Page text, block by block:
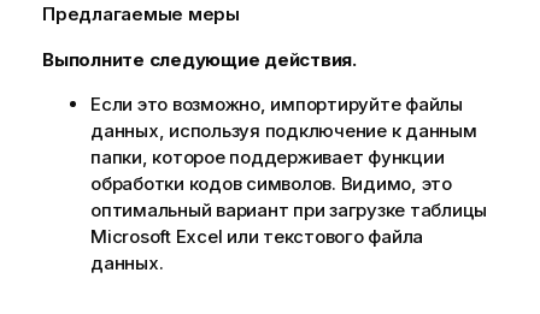
Предлагаемые меры
Выполните следующие действия.
Если это возможно, импортируйте файлы
данных, используя подключение к данным
папки, которое поддерживает функции
обработки кодов символов. Видимо, это
оптимальный вариант при загрузке таблицы
Microsoft Excel или текстового файла
данных.